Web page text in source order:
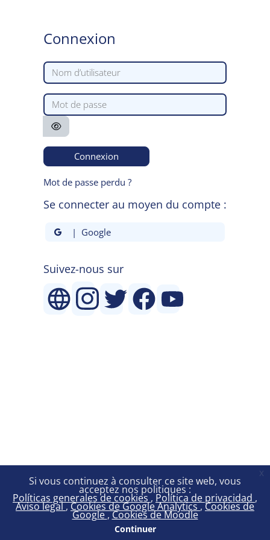
Si vous continuez à consulter ce site web, vous
acceptez nos politiques :
Políticas generales de cookies Política de privacidad
Aviso legal Cookies de Google Analytics Cookies de
Google Cookies de Moodle
Continuer
x
Connexion
Nom d’utilisateur
Mot de passe
Connexion
Mot de passe perdu ?
Se connecter au moyen du compte :
| Google
Suivez-nous sur